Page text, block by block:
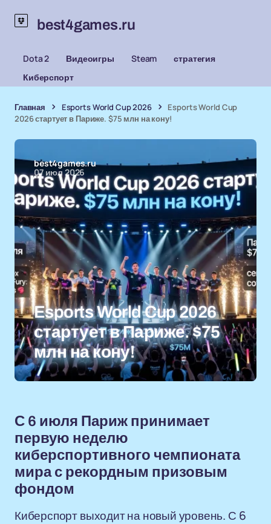
best4games.ru
Dota 2 Видеоигры Steam
стратегия
Киберспорт
Главная Esports World Cup 2026
Esports World Cup
2026 стартует в Париже. $75 млн на кону!
best4games.ru
07 июл 2026
Esports World Cup 2026
стартует в Париже. $75
млн на кону!
С 6 июля Париж принимает
первую неделю
киберспортивного чемпионата
мира с рекордным призовым
фондом
Киберспорт выходит на новый уровень. С 6